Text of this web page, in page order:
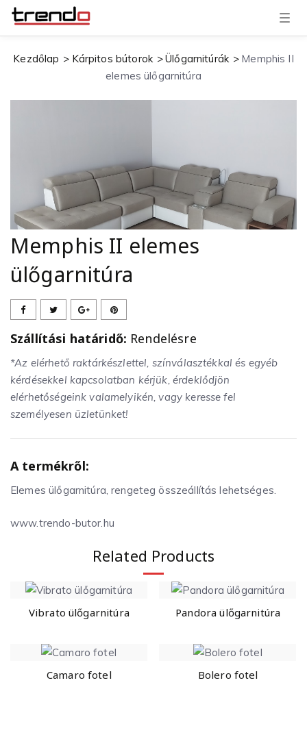
T
g
l
v
Kezdőlap Kárpitos bútorok Ülőgarnitúrák
Memphis II
elemes ülőgarnitúra
Memphis II elemes
ülőgarnitúra
Szállítási határidő: Rendelésre
*Az elérhető raktárkészlettel, színválasztékkal és egyéb
kérdésekkel kapcsolatban kérjük, érdeklődjön
elérhetőségeink valamelyikén, vagy keresse fel
személyesen üzletünket!
A termékről:
Elemes ülőgarnitúra, rengeteg összeállítás lehetséges.
www.trendo-butor.hu
Related Products
Vibrato ülőgarnitúra Pandora ülőgarnitúra
Camaro fotel Bolero fotel